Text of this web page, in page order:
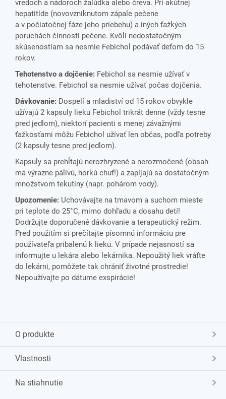
vredoch a nádoroch žalúdka alebo čreva. Pri akútnej
hepatitíde (novovzniknutom zápale pečene
a v počiatočnej fáze jeho priebehu) a iných ťažkých
poruchách činnosti pečene. Kvôli nedostatočným
skúsenostiam sa nesmie Febichol podávať deťom do 15
rokov.
Tehotenstvo a dojčenie: Febichol sa nesmie užívať v
tehotenstve. Febichol sa nesmie užívať počas dojčenia.
Dávkovanie: Dospelí a mladiství od 15 rokov obvykle
užívajú 2 kapsuly lieku Febichol trikrát denne (vždy tesne
pred jedlom), niektorí pacienti s menej závažnými
ťažkosťami môžu Febichol užívať len občas, podľa potreby
(2 kapsuly tesne pred jedlom).
Kapsuly sa prehĺtajú nerozhryzené a nerozmočené (obsah
má výrazne pálivú, horkú chuť!) a zapíjajú sa dostatočným
množstvom tekutiny (napr. pohárom vody).
Upozornenie: Uchovávajte na tmavom a suchom mieste
pri teplote do 25°C, mimo dohľadu a dosahu detí!
Dodržujte doporučené dávkovanie a terapeutický režim.
Pred použitím si prečítajte písomnú informáciu pre
používateľa pribalenú k lieku. V prípade nejasností sa
informujte u lekára alebo lekárnika. Nepoužitý liek vráťte
do lekárni, pomôžete tak chrániť životné prostredie!
Nepoužívajte po dátume exspirácie!
O produkte
Vlastnosti
Na stiahnutie